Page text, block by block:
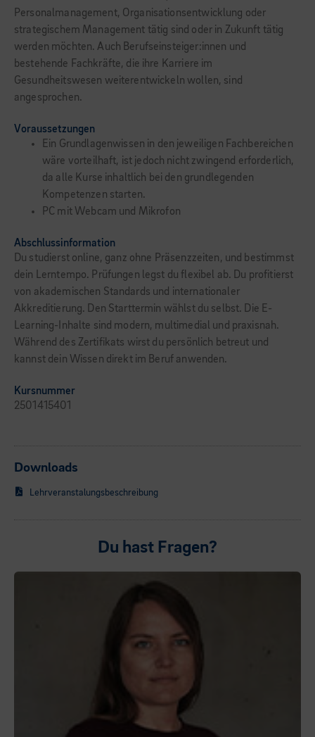
Personalmanagement, Organisationsentwicklung oder
strategischem Management tätig sind oder in Zukunft tätig
werden möchten. Auch Berufseinsteiger:innen und
bestehende Fachkräfte, die ihre Karriere im
Gesundheitswesen weiterentwickeln wollen, sind
angesprochen.
Voraussetzungen
Ein Grundlagenwissen in den jeweiligen Fachbereichen
wäre vorteilhaft, ist jedoch nicht zwingend erforderlich,
da alle Kurse inhaltlich bei den grundlegenden
Kompetenzen starten.
PC mit Webcam und Mikrofon
Abschlussinformation
Du studierst online, ganz ohne Präsenzzeiten, und bestimmst
dein Lerntempo. Prüfungen legst du flexibel ab. Du profitierst
von akademischen Standards und internationaler
Akkreditierung. Den Starttermin wählst du selbst. Die E-
Learning-Inhalte sind modern, multimedial und praxisnah.
Während des Zertifikats wirst du persönlich betreut und
kannst dein Wissen direkt im Beruf anwenden.
Kursnummer
2501415401
Downloads
Lehrveranstalungsbeschreibung
Du hast Fragen?